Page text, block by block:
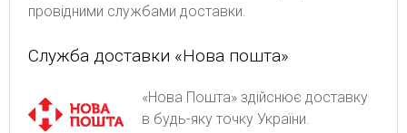
провідними службами доставки.
Служба доставки «Нова пошта»
«Нова Пошта» здійснює доставку
в будь-яку точку України.